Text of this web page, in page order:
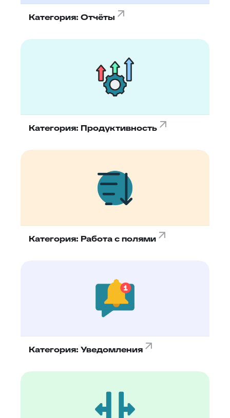
Категория: Отчёты
Категория: Продуктивность
Категория: Работа с полями
Категория: Уведомления